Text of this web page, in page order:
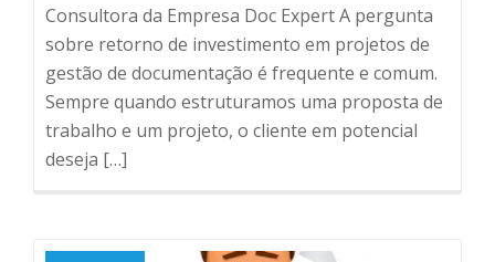
Consultora da Empresa Doc Expert A pergunta
sobre retorno de investimento em projetos de
gestão de documentação é frequente e comum.
Sempre quando estruturamos uma proposta de
trabalho e um projeto, o cliente em potencial
deseja […]